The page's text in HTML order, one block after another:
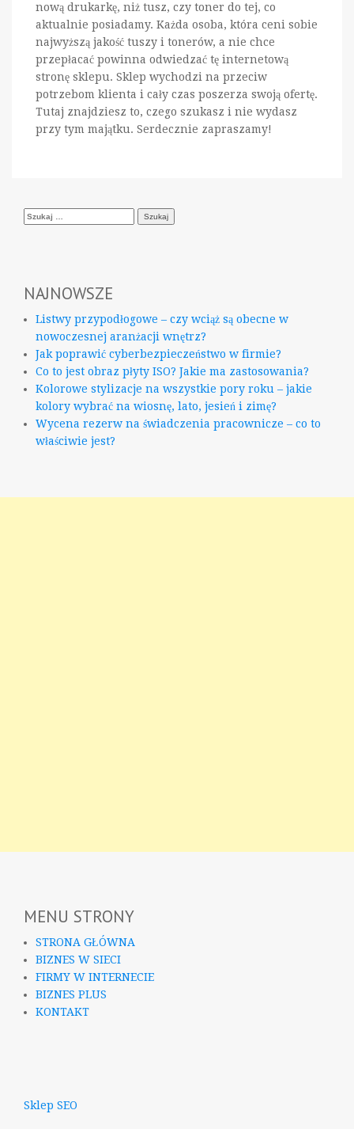
nową drukarkę, niż tusz, czy toner do tej, co
aktualnie posiadamy. Każda osoba, która ceni sobie
najwyższą jakość tuszy i tonerów, a nie chce
przepłacać powinna odwiedzać tę internetową
stronę sklepu. Sklep wychodzi na przeciw
potrzebom klienta i cały czas poszerza swoją ofertę.
Tutaj znajdziesz to, czego szukasz i nie wydasz
przy tym majątku. Serdecznie zapraszamy!
Szukaj:
NAJNOWSZE
Listwy przypodłogowe – czy wciąż są obecne w
nowoczesnej aranżacji wnętrz?
Jak poprawić cyberbezpieczeństwo w firmie?
Co to jest obraz płyty ISO? Jakie ma zastosowania?
Kolorowe stylizacje na wszystkie pory roku – jakie
kolory wybrać na wiosnę, lato, jesień i zimę?
Wycena rezerw na świadczenia pracownicze – co to
właściwie jest?
MENU STRONY
STRONA GŁÓWNA
BIZNES W SIECI
FIRMY W INTERNECIE
BIZNES PLUS
KONTAKT
Sklep SEO